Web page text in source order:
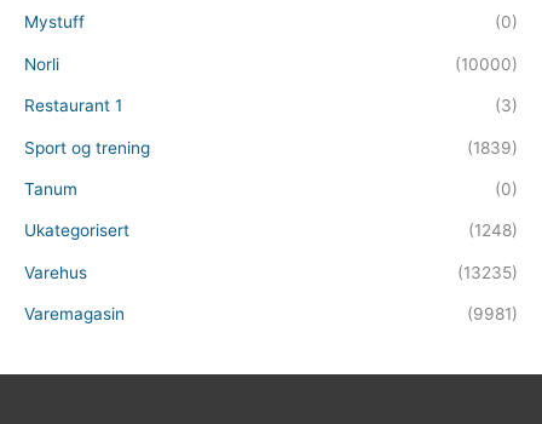
Mystuff (0)
Norli (10000)
Restaurant 1 (3)
Sport og trening (1839)
Tanum (0)
Ukategorisert (1248)
Varehus (13235)
Varemagasin (9981)